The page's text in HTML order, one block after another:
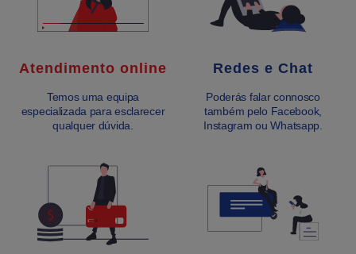
Atendimento online
Temos uma equipa
especializada para esclarecer
qualquer dúvida.
Redes e Chat
Poderás falar connosco
também pelo Facebook,
Instagram ou Whatsapp.